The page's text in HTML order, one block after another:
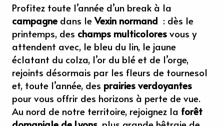
Profitez toute l’année d’un break à la
campagne dans leVexin normand : dès le
printemps, des champs multicoloresvous y
attendent avec, le bleu du lin, le jaune
éclatant du colza, l’or du blé et de l’orge,
rejoints désormais par les fleurs de tournesol
et, toute l’année, des prairies verdoyantes
pour vous offrir des horizons à perte de vue.
Au nord de notre territoire, rejoignez la forêt